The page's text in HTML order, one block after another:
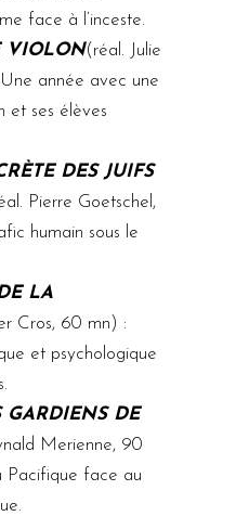
face à l’inceste.
VIOLON(réal. Julie
année avec une
et ses élèves
DES JUIFS
Pierre Goetschel,
humain sous le
LA
Cros, 60 mn) :
et psychologique
GARDIENS DE
Merienne, 90
Pacifique face au